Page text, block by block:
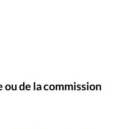
ou de la commission